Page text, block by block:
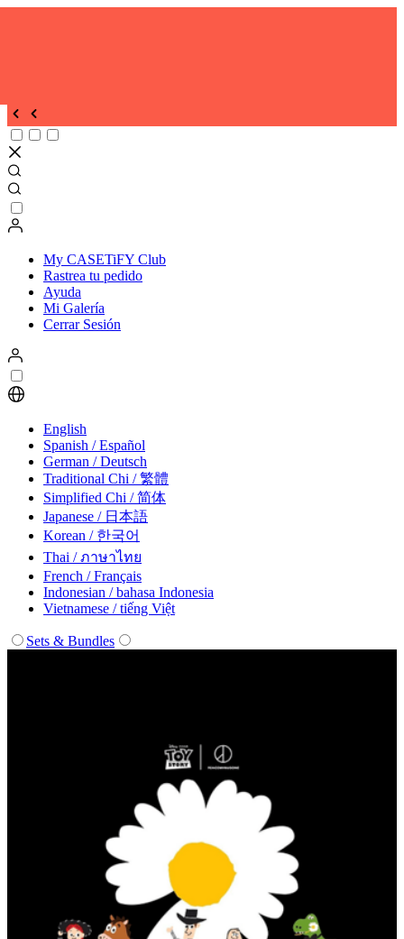
My CASETiFY Club
Rastrea tu pedido
Ayuda
Mi Galería
Cerrar Sesión
English
Spanish / Español
German / Deutsch
Traditional Chi / 繁體
Simplified Chi / 简体
Japanese / 日本語
Korean / 한국어
Thai / ภาษาไทย
French / Français
Indonesian / bahasa Indonesia
Vietnamese / tiếng Việt
Sets & Bundles